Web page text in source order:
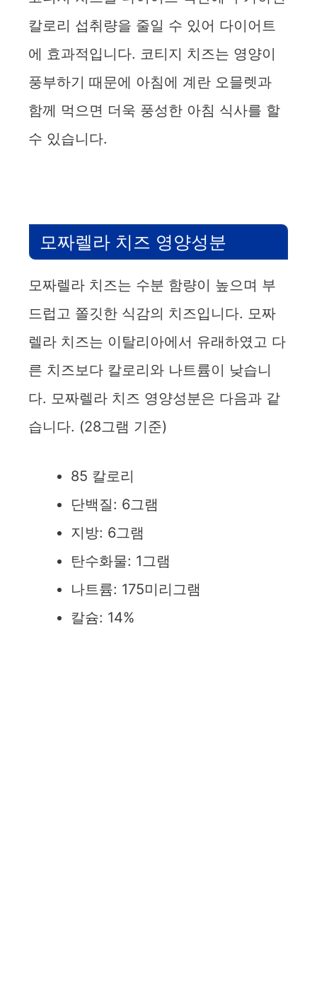
칼로리 섭취량을 줄일 수 있어 다이어트
에 효과적입니다. 코티지 치즈는 영양이
풍부하기 때문에 아침에 계란 오믈렛과
함께 먹으면 더욱 풍성한 아침 식사를 할
수 있습니다.
모짜렐라 치즈 영양성분
모짜렐라 치즈는 수분 함량이 높으며 부
드럽고 쫄깃한 식감의 치즈입니다. 모짜
렐라 치즈는 이탈리아에서 유래하였고 다
른 치즈보다 칼로리와 나트륨이 낮습니
다. 모짜렐라 치즈 영양성분은 다음과 같
습니다. (28그램 기준)
85 칼로리
단백질: 6그램
지방: 6그램
탄수화물: 1그램
나트륨: 175미리그램
칼슘: 14%